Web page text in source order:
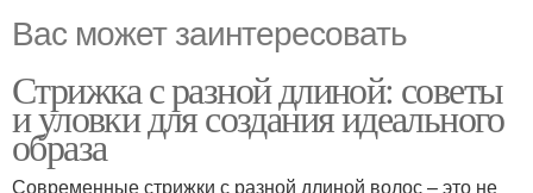
Вас может заинтересовать
Стрижка с разной длиной: советы
и уловки для создания идеального
образа
Современные стрижки с разной длиной волос – это не